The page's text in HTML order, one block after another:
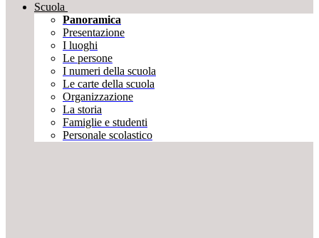
Scuola
Panoramica
Presentazione
I luoghi
Le persone
I numeri della scuola
Le carte della scuola
Organizzazione
La storia
Famiglie e studenti
Personale scolastico